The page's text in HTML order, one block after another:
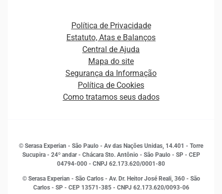
Plataformas e Motores de decisão
Curso Gratuito de Saúde Financeira
Empreendedorismo
Estudos e Pesquisas
Inovação e Tecnologia
Leis e impostos
Marketing
Distribuidores e representantes
Estrutura Organizacional
Sala de Imprensa
Política de Privacidade
Estatuto, Atas e Balanços
Central de Ajuda
Mapa do site
Segurança da Informação
Política de Cookies
Como tratamos seus dados
© Serasa Experian - São Paulo - Av das Nações Unidas, 14.401 - Torre
Sucupira - 24º andar - Chácara Sto. Antônio - São Paulo - SP - CEP
04794-000 - CNPJ 62.173.620/0001-80
© Serasa Experian - São Carlos - Av. Dr. Heitor José Reali, 360 - São
Carlos - SP - CEP 13571-385 - CNPJ 62.173.620/0093-06